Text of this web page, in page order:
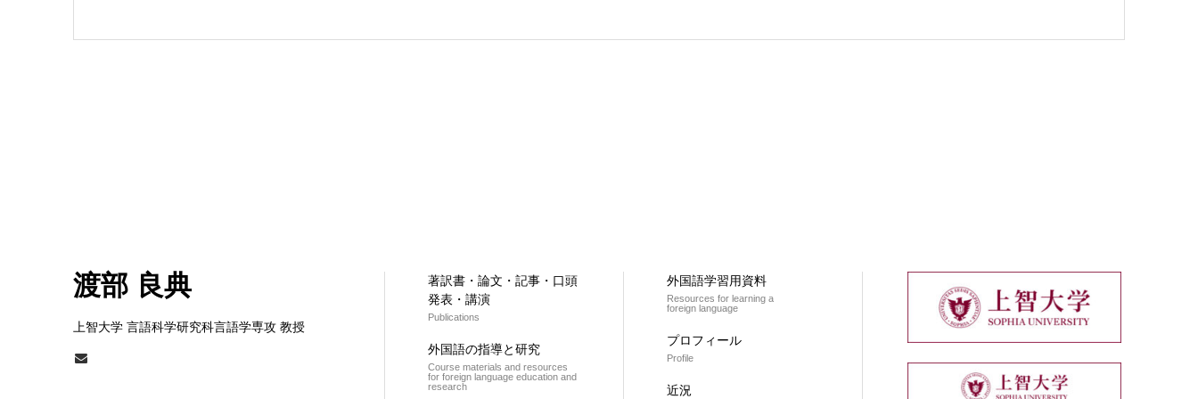
渡部 良典
上智大学 言語科学研究科言語学専攻 教授
著訳書・論文・記事・口頭
発表・講演
Publications
外国語の指導と研究
Course materials and resources
for foreign language education and
research
外国語学習用資料
Resources for learning a
foreign language
プロフィール
Profile
近況